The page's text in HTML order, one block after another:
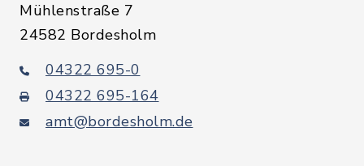
Mühlenstraße 7
24582 Bordesholm
04322 695-0
04322 695-164
amt@bordesholm.de